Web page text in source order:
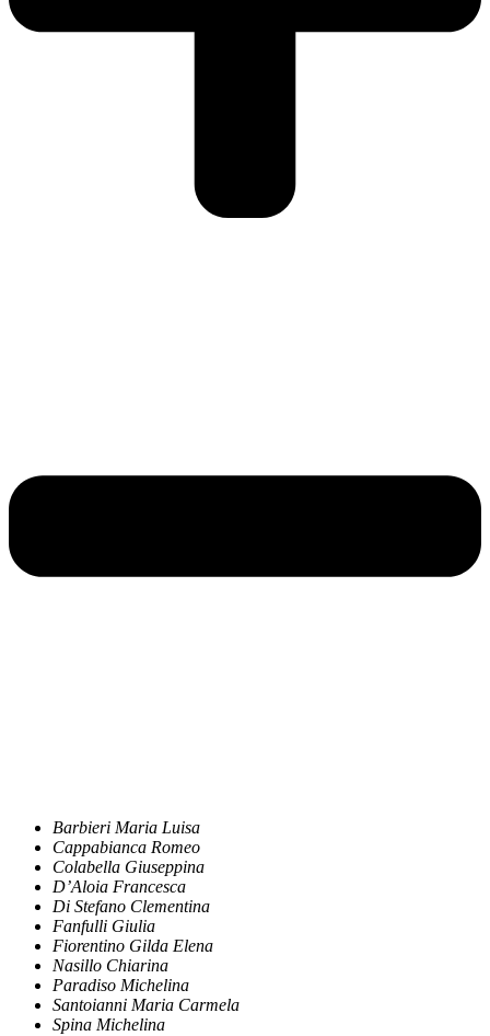
Barbieri Maria Luisa
Cappabianca Romeo
Colabella Giuseppina
D’Aloia Francesca
Di Stefano Clementina
Fanfulli Giulia
Fiorentino Gilda Elena
Nasillo Chiarina
Paradiso Michelina
Santoianni Maria Carmela
Spina Michelina